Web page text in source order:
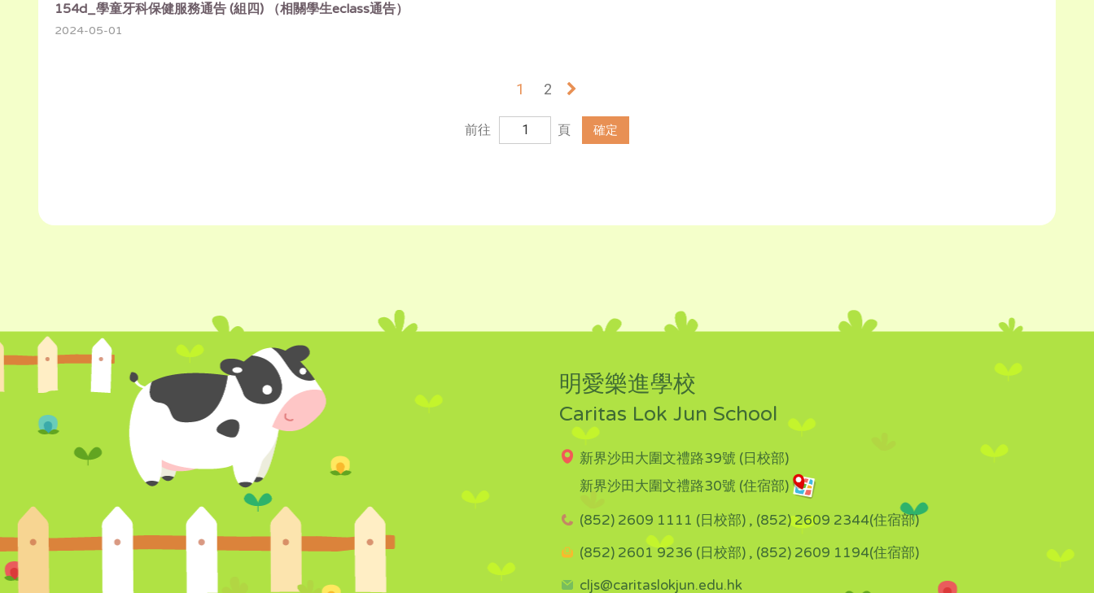
154d_學童牙科保健服務通告 (組四) （相關學生eclass通告）
2024-05-01
1 2 »
前往 頁 確定
明愛樂進學校
Caritas Lok Jun School
新界沙田大圍文禮路39號 (日校部)
新界沙田大圍文禮路30號 (住宿部)
(852) 2609 1111 (日校部) , (852) 2609 2344(住宿部)
(852) 2601 9236 (日校部) , (852) 2609 1194(住宿部)
cljs@caritaslokjun.edu.hk